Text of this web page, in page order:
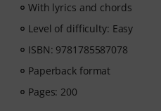
With lyrics and chords
Level of difficulty: Easy
ISBN: 9781785587078
Paperback format
Pages: 200